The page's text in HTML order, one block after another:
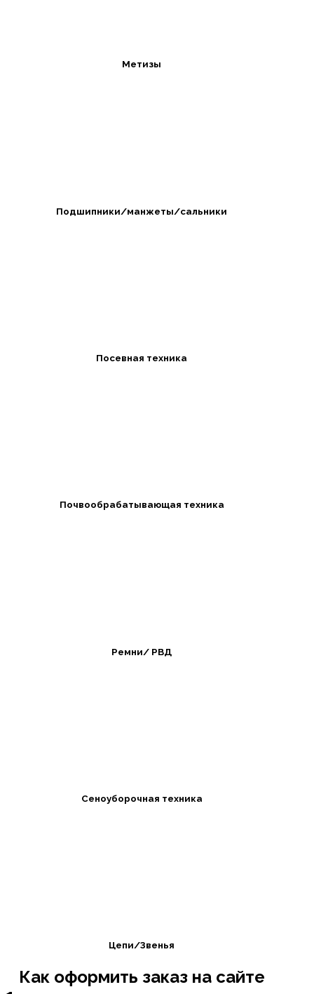
Метизы
Подшипники/манжеты/сальники
Посевная техника
Почвообрабатывающая техника
Ремни/ РВД
Сеноуборочная техника
Цепи/Звенья
Как оформить заказ на сайте